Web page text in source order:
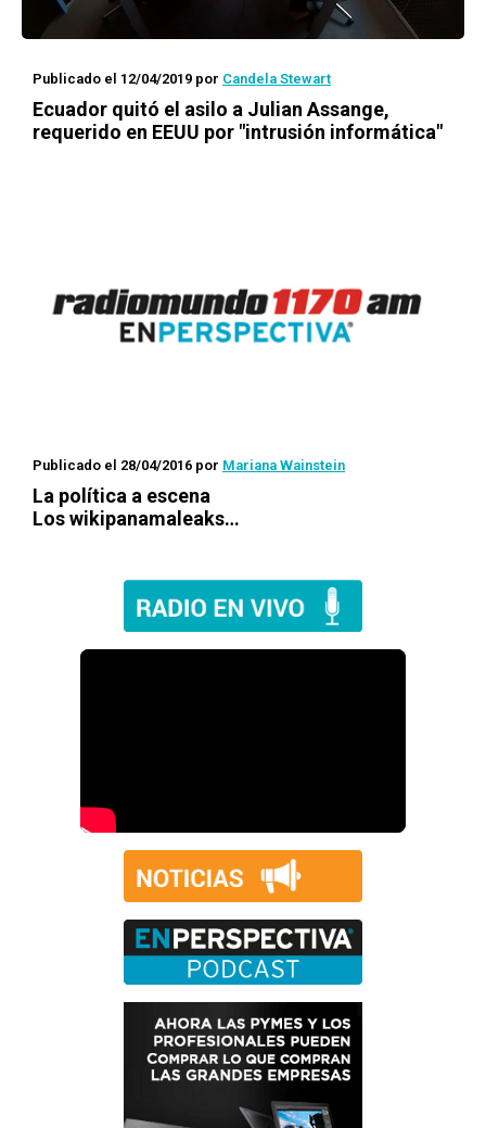
Publicado el 12/04/2019 por Candela Stewart
Ecuador quitó el asilo a Julian Assange,
requerido en EEUU por "intrusión informática"
Publicado el 28/04/2016 por Mariana Wainstein
La política a escena
Loswikipanamaleaks…